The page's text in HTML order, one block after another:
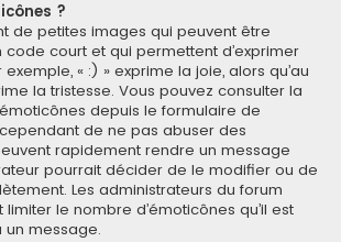
?
de petites images qui peuvent être
court et qui permettent d’exprimer
« :) » exprime la joie, alors qu’au
la tristesse. Vous pouvez consulter la
depuis le formulaire de
de ne pas abuser des
rapidement rendre un message
pourrait décider de le modifier ou de
Les administrateurs du forum
le nombre d’émoticônes qu’il est
un message.